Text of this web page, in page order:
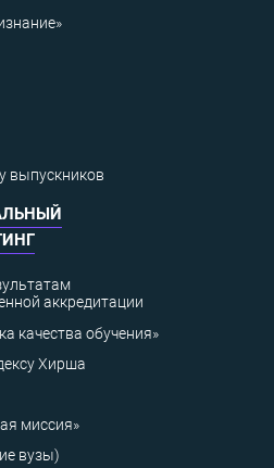
выпускников
аккредитации
качества обучения»
Хирша
миссия»
вузы)